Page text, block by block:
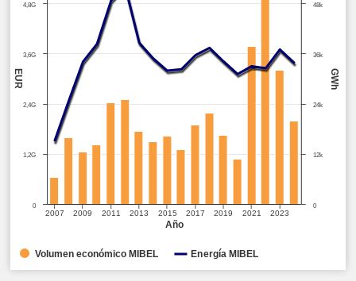
Año
GWh
EUR
2007 2009 2011 2013 2015 2017 2019 2021 2023
0
12k
24k
36k
48k
0
1,2G
2,4G
3,6G
4,8G
Volumen económico MIBEL Energía MIBEL